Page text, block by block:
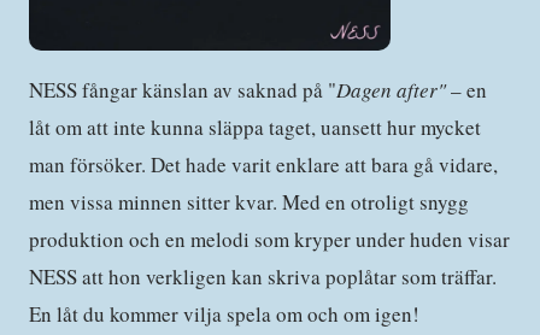
NESS fångar känslan av saknad på "Dagen after"– en
låt om att inte kunna släppa taget, uansett hur mycket
man försöker. Det hade varit enklare att bara gå vidare,
men vissa minnen sitter kvar. Med en otroligt snygg
produktion och en melodi som kryper under huden visar
NESS att hon verkligen kan skriva poplåtar som träffar.
En låt du kommer vilja spela om och om igen!